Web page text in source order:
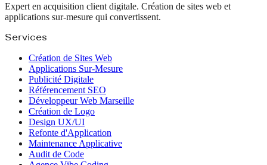
Expert en acquisition client digitale. Création de sites web et
applications sur-mesure qui convertissent.
Services
Création de Sites Web
Applications Sur-Mesure
Publicité Digitale
Référencement SEO
Développeur Web Marseille
Création de Logo
Design UX/UI
Refonte d'Application
Maintenance Applicative
Audit de Code